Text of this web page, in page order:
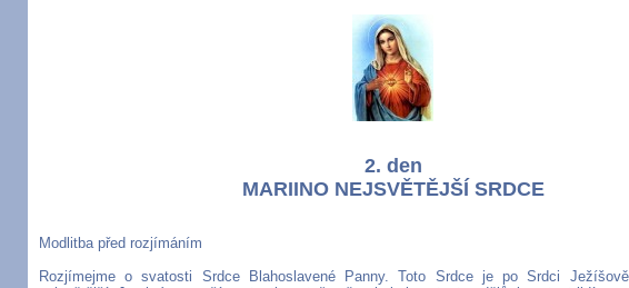
2. den
MARIINO NEJSVĚTĚJŠÍ SRDCE
Modlitba před rozjímáním
Rozjímejme o svatosti Srdce Blahoslavené Panny. Toto Srdce je po Srdci